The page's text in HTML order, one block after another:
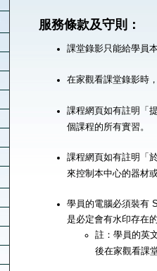
服務條款及守則：
課堂錄影只能給學員
在家觀看課堂錄影時
課程網頁如有註明「
個課程的所有實習。
課程網頁如有註明「
來控制本中心的器材
學員的電腦必須裝有
是必定會有水印存在
註：學員的英
後在家觀看課